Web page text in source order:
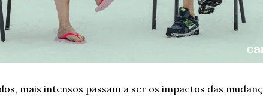
mais intensos passam a ser os impactos das